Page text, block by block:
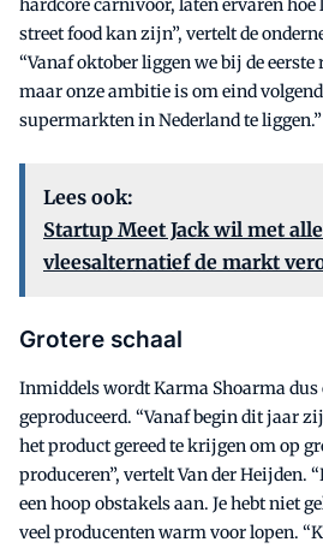
hardcore carnivoor, laten ervaren
street food kan zijn”, vertelt de
“Vanaf oktober liggen we bij de
maar onze ambitie is om eind
supermarkten in Nederland te liggen.”
Lees ook:
Startup Meet Jack wil met
vleesalternatief de markt
Grotere schaal
Inmiddels wordt Karma Shoarma dus
geproduceerd. “Vanaf begin dit jaar
het product gereed te krijgen om op
produceren”, vertelt Van der Heijden.
een hoop obstakels aan. Je hebt niet
veel producenten warm voor lopen.